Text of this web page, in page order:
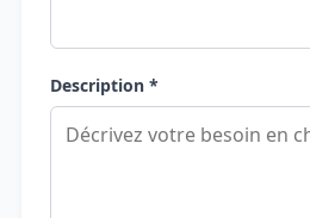
Description *